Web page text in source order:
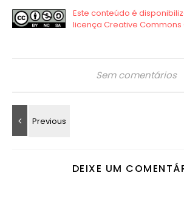
Sem comentários
DEIXE UM